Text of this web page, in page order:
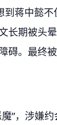
蒋中懿
长期被头
碍。最终
”，涉嫌